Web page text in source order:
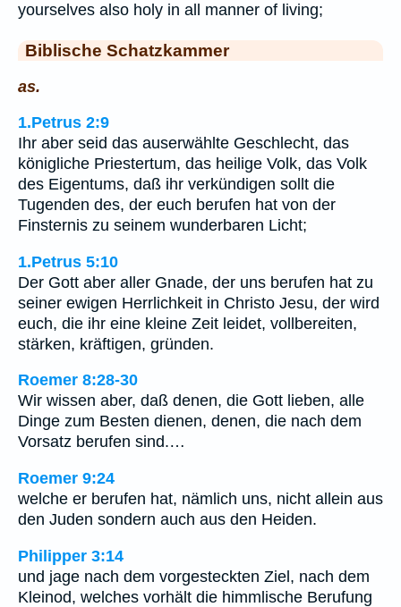
yourselves also holy in all manner of living;
Biblische Schatzkammer
as.
1.Petrus 2:9
Ihr aber seid das auserwählte Geschlecht, das
königliche Priestertum, das heilige Volk, das Volk
des Eigentums, daß ihr verkündigen sollt die
Tugenden des, der euch berufen hat von der
Finsternis zu seinem wunderbaren Licht;
1.Petrus 5:10
Der Gott aber aller Gnade, der uns berufen hat zu
seiner ewigen Herrlichkeit in Christo Jesu, der wird
euch, die ihr eine kleine Zeit leidet, vollbereiten,
stärken, kräftigen, gründen.
Roemer 8:28-30
Wir wissen aber, daß denen, die Gott lieben, alle
Dinge zum Besten dienen, denen, die nach dem
Vorsatz berufen sind.…
Roemer 9:24
welche er berufen hat, nämlich uns, nicht allein aus
den Juden sondern auch aus den Heiden.
Philipper 3:14
und jage nach dem vorgesteckten Ziel, nach dem
Kleinod, welches vorhält die himmlische Berufung